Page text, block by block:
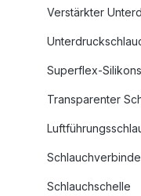
Verstärkter
Superflex-
Transparenter
Schlauchschelle